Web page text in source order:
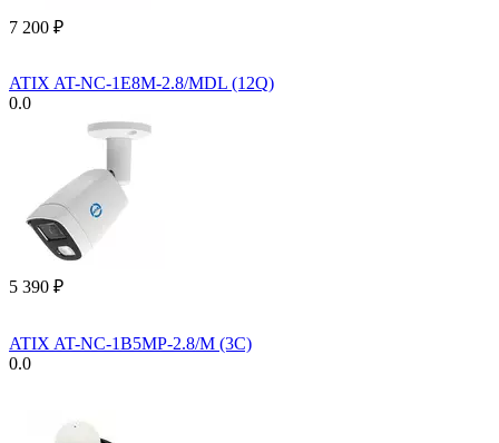
7 200 ₽
ATIX AT-NC-1E8M-2.8/MDL (12Q)
0.0
5 390 ₽
ATIX AT-NC-1B5MP-2.8/M (3C)
0.0